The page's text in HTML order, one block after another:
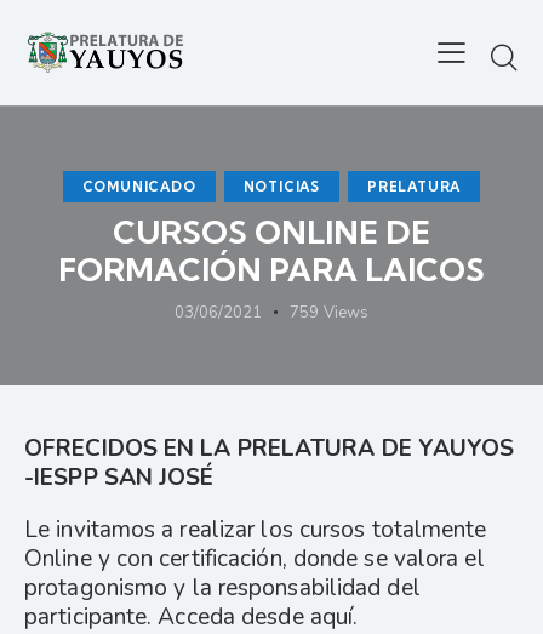
COMUNICADO NOTICIAS PRELATURA
CURSOS ONLINE DE
FORMACIÓN PARA LAICOS
03/06/2021 759 Views
OFRECIDOS EN LA PRELATURA DE YAUYOS
-IESPP SAN JOSÉ
Le invitamos a realizar los cursos totalmente
Online y con certificación, donde se valora el
protagonismo y la responsabilidad del
participante. Acceda desde aquí.